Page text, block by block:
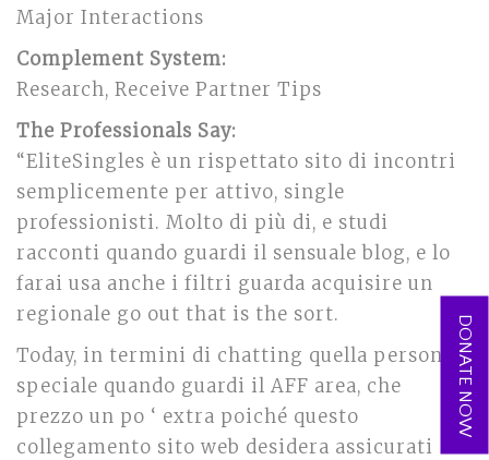
Major Interactions
Complement System:
Research, Receive Partner Tips
The Professionals Say:
“EliteSingles è un rispettato sito di incontri
semplicemente per attivo, single
professionisti. Molto di più di, e studi
racconti quando guardi il sensuale blog, e lo
farai usa anche i filtri guarda acquisire un
regionale go out that is the sort.
Today, in termini di chatting quella persona
speciale quando guardi il AFF area, che
prezzo un po ‘ extra poiché questo
collegamento sito web desidera assicurati
DONATE NOW